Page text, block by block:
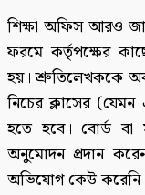
শিক্ষা অফিস আরও
ফরমে কর্তৃপক্ষের
হয়। শ্রুতিলেখককে
নিচের ক্লাসের
হতে হবে। বোর্ড বা
অনুমোদন প্রদান
অভিযোগ কেউ